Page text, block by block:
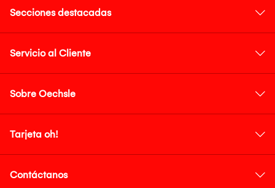
Secciones destacadas
Servicio al Cliente
Sobre Oechsle
Tarjeta oh!
Contáctanos